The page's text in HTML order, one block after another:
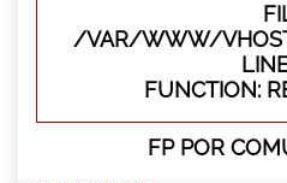
/VAR/WWW/
FUNCTION:
FP POR